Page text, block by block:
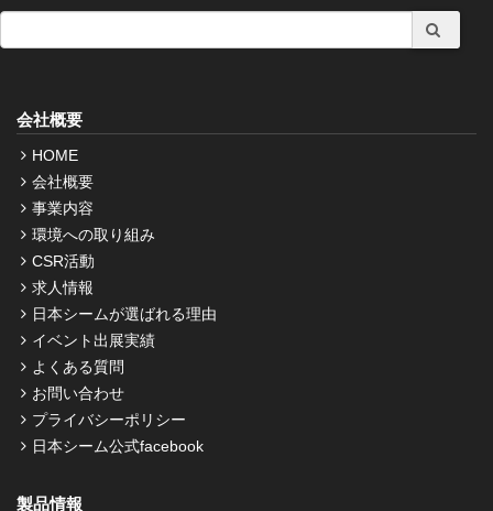
会社概要
HOME
会社概要
事業内容
環境への取り組み
CSR活動
求人情報
日本シームが選ばれる理由
イベント出展実績
よくある質問
お問い合わせ
プライバシーポリシー
日本シーム公式facebook
製品情報